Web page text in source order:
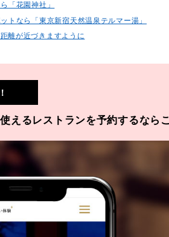
「花園神社」
トなら「東京新宿天然温泉テルマー湯」
離が近づきますように
えるレストランを予約するなら